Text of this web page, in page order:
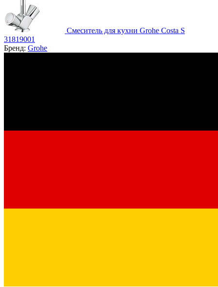
Смеситель для кухни Grohe Costa S
31819001
Бренд: Grohe